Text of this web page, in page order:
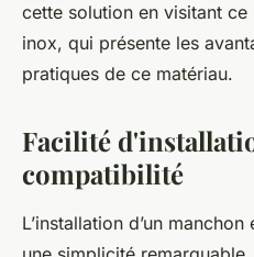
cette solution en visitant ce
inox, qui présente les
pratiques de ce matériau.
Facilité
compatibilité
L’installation d’un